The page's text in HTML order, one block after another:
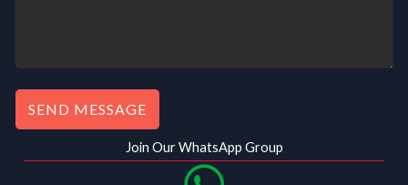
SEND MESSAGE
Join Our WhatsApp Group